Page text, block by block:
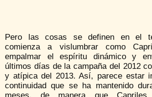
Pero las cosas se definen en el
comienza a vislumbrar como
empalmar el espíritu dinámico y
últimos días de la campaña del 2012
y atípica del 2013. Así, parece estar
continuidad que se ha mantenido